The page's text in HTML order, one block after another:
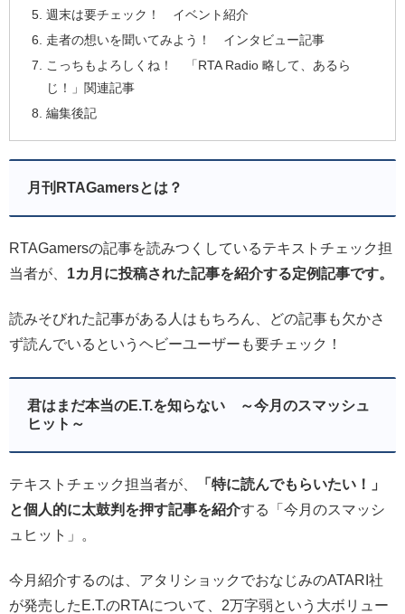
週末は要チェック！ イベント紹介
走者の想いを聞いてみよう！ インタビュー記事
こっちもよろしくね！ 「RTA Radio 略して、あるら
じ！」関連記事
編集後記
月刊RTAGamersとは？
RTAGamersの記事を読みつくしているテキストチェック担
当者が、 1カ月に投稿された記事を紹介する定例記事です。
読みそびれた記事がある人はもちろん、どの記事も欠かさ
ず読んでいるというヘビーユーザーも要チェック！
君はまだ本当のE.T.を知らない ～今月のスマッシュ
ヒット～
テキストチェック担当者が、
「特に読んでもらいたい！」
と個人的に太鼓判を押す記事を紹介する「今月のスマッシ
ュヒット」。
今月紹介するのは、アタリショックでおなじみのATARI社
が発売したE.T.のRTAについて、2万字弱という大ボリュー